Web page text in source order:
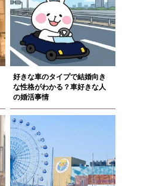
好きな車のタイプで結婚向き
な性格がわかる？車好きな人
の婚活事情